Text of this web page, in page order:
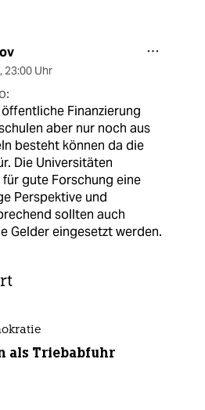
, 23:00 Uhr
Finanzierung
aber nur noch aus
besteht können da die
Die Universitäten
gute Forschung eine
Perspektive und
sollten auch
Gelder eingesetzt werden.
als Triebabfuhr